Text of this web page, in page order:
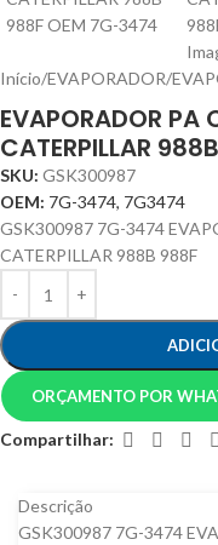
Início/EVAPORADOR/
EVAPORADOR PA
CATERPILLAR
SKU: GSK300987
OEM: 7G-3474, 7G3474
GSK300987 7G-3474
CATERPILLAR 988B 988F
ORÇAMENTO POR
Compartilhar:
Descrição
GSK300987 7G-3474